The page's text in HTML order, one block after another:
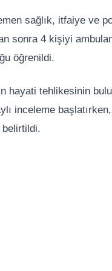
sağlık, itfaiye ve
sonra 4 kişiyi
öğrenildi.
hayati tehlikesinin
inceleme
belirtildi.